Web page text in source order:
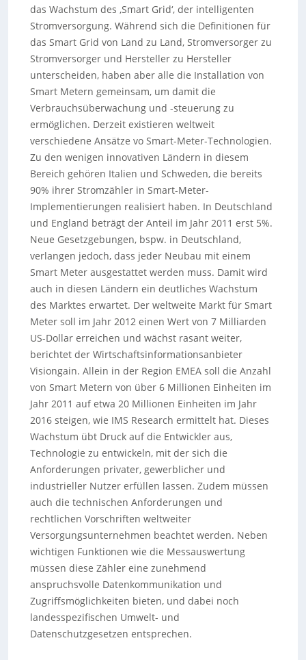
das Wachstum des ‚Smart Grid‘, der intelligenten
Stromversorgung. Während sich die Definitionen für
das Smart Grid von Land zu Land, Stromversorger zu
Stromversorger und Hersteller zu Hersteller
unterscheiden, haben aber alle die Installation von
Smart Metern gemeinsam, um damit die
Verbrauchsüberwachung und -steuerung zu
ermöglichen. Derzeit existieren weltweit
verschiedene Ansätze vo Smart-Meter-Technologien.
Zu den wenigen innovativen Ländern in diesem
Bereich gehören Italien und Schweden, die bereits
90% ihrer Stromzähler in Smart-Meter-
Implementierungen realisiert haben. In Deutschland
und England beträgt der Anteil im Jahr 2011 erst 5%.
Neue Gesetzgebungen, bspw. in Deutschland,
verlangen jedoch, dass jeder Neubau mit einem
Smart Meter ausgestattet werden muss. Damit wird
auch in diesen Ländern ein deutliches Wachstum
des Marktes erwartet. Der weltweite Markt für Smart
Meter soll im Jahr 2012 einen Wert von 7 Milliarden
US-Dollar erreichen und wächst rasant weiter,
berichtet der Wirtschaftsinformationsanbieter
Visiongain. Allein in der Region EMEA soll die Anzahl
von Smart Metern von über 6 Millionen Einheiten im
Jahr 2011 auf etwa 20 Millionen Einheiten im Jahr
2016 steigen, wie IMS Research ermittelt hat. Dieses
Wachstum übt Druck auf die Entwickler aus,
Technologie zu entwickeln, mit der sich die
Anforderungen privater, gewerblicher und
industrieller Nutzer erfüllen lassen. Zudem müssen
auch die technischen Anforderungen und
rechtlichen Vorschriften weltweiter
Versorgungsunternehmen beachtet werden. Neben
wichtigen Funktionen wie die Messauswertung
müssen diese Zähler eine zunehmend
anspruchsvolle Datenkommunikation und
Zugriffsmöglichkeiten bieten, und dabei noch
landesspezifischen Umwelt- und
Datenschutzgesetzen entsprechen.